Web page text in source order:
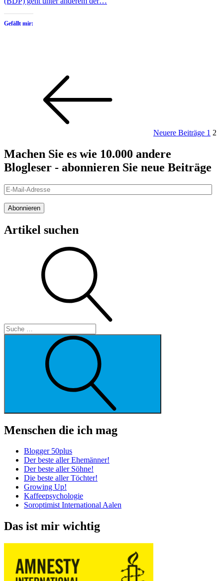
Gefällt mir:
Beiträge
Neuere Beiträge 1 2
Machen Sie es wie 10.000 andere
Blogleser - abonnieren Sie neue Beiträge
E-
Mail-
Adresse
Abonnieren
Artikel suchen
Menschen die ich mag
Blogger 50plus
Der beste aller Ehemänner!
Der beste aller Söhne!
Die beste aller Töchter!
Growing Up!
Kaffeepsychologie
Soroptimist International Aalen
Das ist mir wichtig